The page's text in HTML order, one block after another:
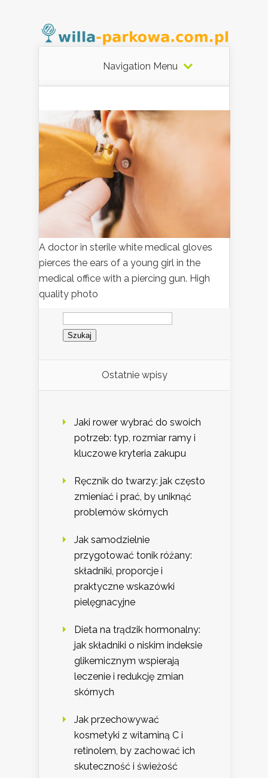
Navigation Menu
A doctor in sterile white medical gloves
pierces the ears of a young girl in the
medical office with a piercing gun. High
quality photo
Szukaj:
Ostatnie wpisy
Jaki rower wybrać do swoich
potrzeb: typ, rozmiar ramy i
kluczowe kryteria zakupu
Ręcznik do twarzy: jak często
zmieniać i prać, by uniknąć
problemów skórnych
Jak samodzielnie
przygotować tonik różany:
składniki, proporcje i
praktyczne wskazówki
pielęgnacyjne
Dieta na trądzik hormonalny:
jak składniki o niskim indeksie
glikemicznym wspierają
leczenie i redukcję zmian
skórnych
Jak przechowywać
kosmetyki z witaminą C i
retinolem, by zachować ich
skuteczność i świeżość